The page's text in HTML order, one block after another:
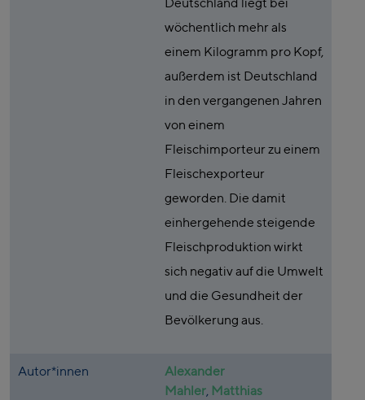
Deutschland liegt bei
wöchentlich mehr als
einem Kilogramm pro Kopf,
außerdem ist Deutschland
in den vergangenen Jahren
von einem
Fleischimporteur zu einem
Fleischexporteur
geworden. Die damit
einhergehende steigende
Fleischproduktion wirkt
sich negativ auf die Umwelt
und die Gesundheit der
Bevölkerung aus.
Autor*innen
Alexander
Mahler, Matthias